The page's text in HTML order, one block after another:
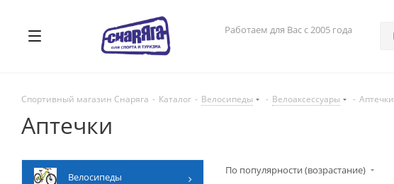
Работаем для Вас с 2005 года
Спортивный магазин Снаряга - Каталог - Велосипеды - Велоаксессуары - Аптечки
Аптечки
По популярности (возрастание)
Велосипеды